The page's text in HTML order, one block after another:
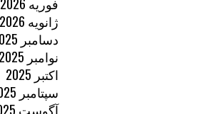
ژانویه 2026
دسامبر 2025
نوامبر 2025
اکتبر 2025
سپتامبر 2025
آگوست 2025